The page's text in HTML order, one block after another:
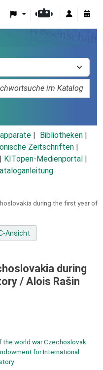
Bibliotheken
Zeitschriften
KITopen-Medienportal
during the first year of
Ansicht
during
/ Alois Rašin
world war Czechoslovak
for International